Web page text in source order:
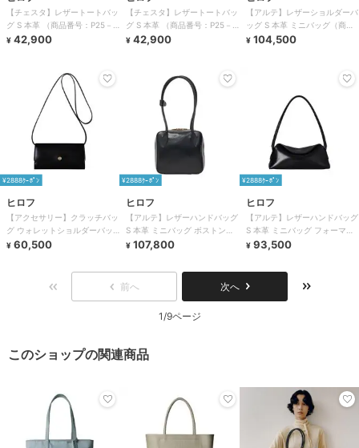
【チェスタ】レザートートバッ
グ S 本革 （商品番号：P25－
30530）
¥ 42,900
【チェスタ】レザートートバッ
グ S 本革 （商品番号：P25－
30530）
¥ 42,900
【アルテ】レザーショルダーバ
ッグ S 本革 ミニバッグ（商品
番号：P25－10525）
¥ 104,500
¥2888ｸｰﾎﾟﾝ
ヒロフ
【アクセサリー】クラッチバッ
グ ウォレットショルダーバッ
グ（ストラップ付き）ミニバッ
¥ 60,500
¥2888ｸｰﾎﾟﾝ
ヒロフ
【アルテ】レザーハンドバッグ
S 本革 ミニバッグ ボストン
（商品番号：P25－10527）
¥ 107,800
¥2888ｸｰﾎﾟﾝ
ヒロフ
【アルテ】レザーハンドバッグ
S 本革 ミニバッグ フォーマル
バッグ（商品番号：P25－
¥ 93,500
前へ 次へ
1/9ページ
このショップの関連商品